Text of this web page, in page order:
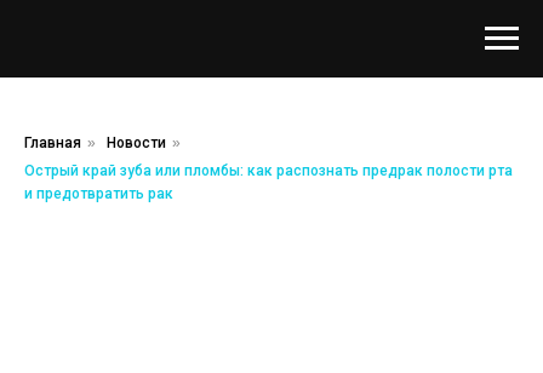
Главная » Новости »
Острый край зуба или пломбы: как распознать предрак полости рта
и предотвратить рак